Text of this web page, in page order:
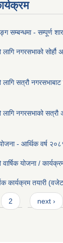
सम्बन्धमा - सम्पूर्ण
नगरसभाको सोर्हौ
सत्रौ नगरसभाबाट
नगरसभाको सत्रौ
- आर्थिक वर्ष
योजना /
कार्यक्रम तयारी
2 next ›